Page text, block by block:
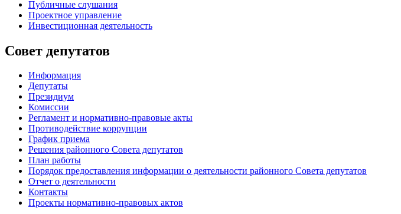
Публичные слушания
Проектное управление
Инвестиционная деятельность
Совет депутатов
Информация
Депутаты
Президиум
Комиссии
Регламент и нормативно-правовые акты
Противодействие коррупции
График приема
Решения районного Совета депутатов
План работы
Порядок предоставления информации о деятельности районного Совета депутатов
Отчет о деятельности
Контакты
Проекты нормативно-правовых актов